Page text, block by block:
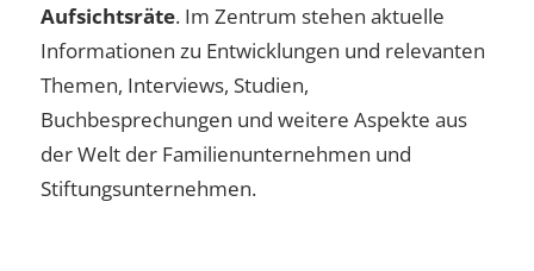
Aufsichtsräte. Im Zentrum stehen aktuelle
Informationen zu Entwicklungen und relevanten
Themen, Interviews, Studien,
Buchbesprechungen und weitere Aspekte aus
der Welt der Familienunternehmen und
Stiftungsunternehmen.